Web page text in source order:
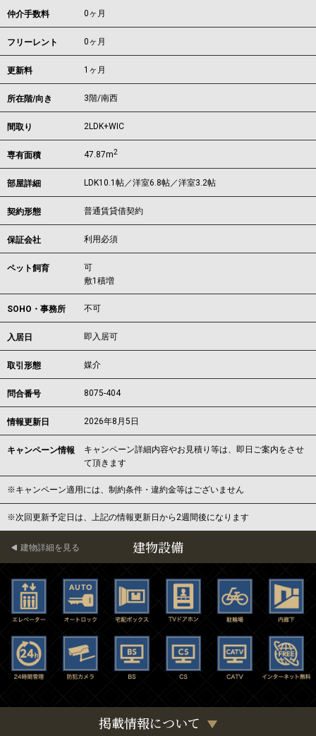
仲介手数料 0ヶ月
フリーレント 0ヶ月
更新料 1ヶ月
所在階/向き 3階/南西
間取り 2LDK+WIC
専有面積 47.87m2
部屋詳細 LDK10.1帖／洋室6.8帖／洋室3.2帖
契約形態 普通賃貸借契約
保証会社 利用必須
ペット飼育
可
敷1積増
SOHO・事務所 不可
入居日 即入居可
取引形態 媒介
問合番号 8075-404
情報更新日 2026年8月5日
キャンペーン情報
キャンペーン詳細内容やお見積り等は、即日ご案内をさせ
て頂きます
※キャンペーン適用には、制約条件・違約金等はございません
※次回更新予定日は、上記の情報更新日から2週間後になります
建物設備
建物詳細を見る
掲載情報について